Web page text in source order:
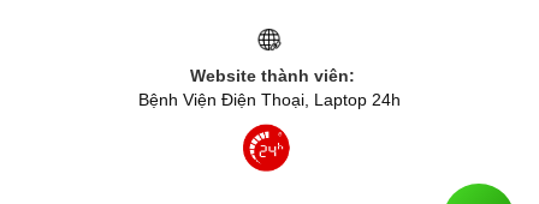
Website thành viên:
Bệnh Viện Điện Thoại, Laptop 24h